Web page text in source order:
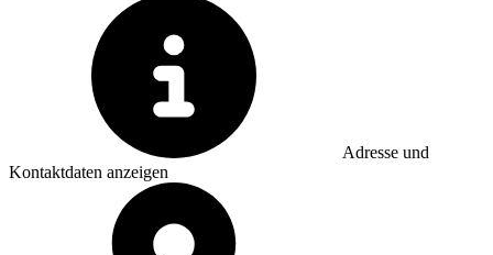
Adresse und
Kontaktdaten anzeigen